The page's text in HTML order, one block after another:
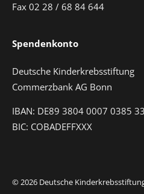
Fax 02 28 / 68 84 644
Spendenkonto
Deutsche Kinderkrebsstiftung
Commerzbank AG Bonn
IBAN: DE89 3804 0007 0385
BIC: COBADEFFXXX
© 2026 Deutsche